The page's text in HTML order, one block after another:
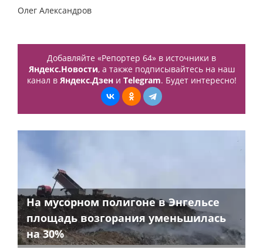
Олег Александров
Добавляйте «Репортер 64» в источники в
Яндекс.Новости, а также подписывайтесь на наш
канал в Яндекс.Дзени Telegram. Будет интересно!
На мусорном полигоне в Энгельсе
площадь возгорания уменьшилась
на 30%